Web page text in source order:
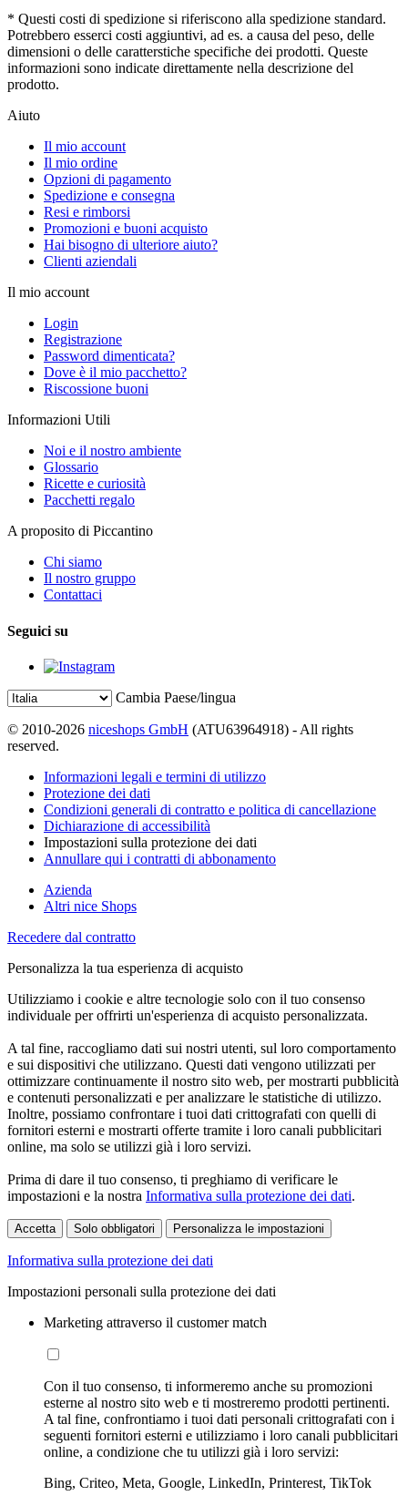
* Questi costi di spedizione si riferiscono alla spedizione standard.
Potrebbero esserci costi aggiuntivi, ad es. a causa del peso, delle
dimensioni o delle caratterstiche specifiche dei prodotti. Queste
informazioni sono indicate direttamente nella descrizione del
prodotto.
Aiuto
Il mio account
Il mio ordine
Opzioni di pagamento
Spedizione e consegna
Resi e rimborsi
Promozioni e buoni acquisto
Hai bisogno di ulteriore aiuto?
Clienti aziendali
Il mio account
Login
Registrazione
Password dimenticata?
Dove è il mio pacchetto?
Riscossione buoni
Informazioni Utili
Noi e il nostro ambiente
Glossario
Ricette e curiosità
Pacchetti regalo
A proposito di Piccantino
Chi siamo
Il nostro gruppo
Contattaci
Seguici su
Cambia Paese/lingua
© 2010-2026 niceshops GmbH (ATU63964918) - All rights
reserved.
Informazioni legali e termini di utilizzo
Protezione dei dati
Condizioni generali di contratto e politica di cancellazione
Dichiarazione di accessibilità
Impostazioni sulla protezione dei dati
Annullare qui i contratti di abbonamento
Azienda
Altri nice Shops
Recedere dal contratto
Personalizza la tua esperienza di acquisto
Utilizziamo i cookie e altre tecnologie solo con il tuo consenso
individuale per offrirti un'esperienza di acquisto personalizzata.
A tal fine, raccogliamo dati sui nostri utenti, sul loro comportamento
e sui dispositivi che utilizzano. Questi dati vengono utilizzati per
ottimizzare continuamente il nostro sito web, per mostrarti pubblicità
e contenuti personalizzati e per analizzare le statistiche di utilizzo.
Inoltre, possiamo confrontare i tuoi dati crittografati con quelli di
fornitori esterni e mostrarti offerte tramite i loro canali pubblicitari
online, ma solo se utilizzi già i loro servizi.
Prima di dare il tuo consenso, ti preghiamo di verificare le
impostazioni e la nostra Informativa sulla protezione dei dati.
Accetta Solo obbligatori Personalizza le impostazioni
Informativa sulla protezione dei dati
Impostazioni personali sulla protezione dei dati
Marketing attraverso il customer match
Con il tuo consenso, ti informeremo anche su promozioni
esterne al nostro sito web e ti mostreremo prodotti pertinenti.
A tal fine, confrontiamo i tuoi dati personali crittografati con i
seguenti fornitori esterni e utilizziamo i loro canali pubblicitari
online, a condizione che tu utilizzi già i loro servizi:
Bing, Criteo, Meta, Google, LinkedIn, Printerest, TikTok